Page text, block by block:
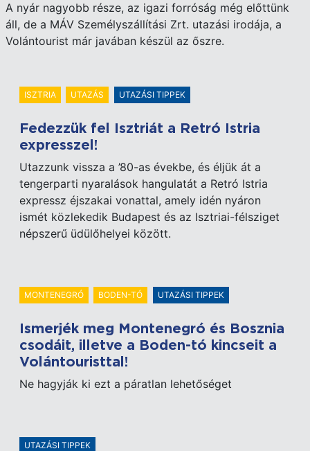
A nyár nagyobb része, az igazi forróság még előttünk
áll, de a MÁV Személyszállítási Zrt. utazási irodája, a
Volántourist már javában készül az őszre.
ISZTRIA UTAZÁS UTAZÁSI TIPPEK
Fedezzük fel Isztriát a Retró Istria
expresszel!
Utazzunk vissza a ’80-as évekbe, és éljük át a
tengerparti nyaralások hangulatát a Retró Istria
expressz éjszakai vonattal, amely idén nyáron
ismét közlekedik Budapest és az Isztriai-félsziget
népszerű üdülőhelyei között.
MONTENEGRÓ BODEN-TÓ UTAZÁSI TIPPEK
Ismerjék meg Montenegró és Bosznia
csodáit, illetve a Boden-tó kincseit a
Volántouristtal!
Ne hagyják ki ezt a páratlan lehetőséget
UTAZÁSI TIPPEK